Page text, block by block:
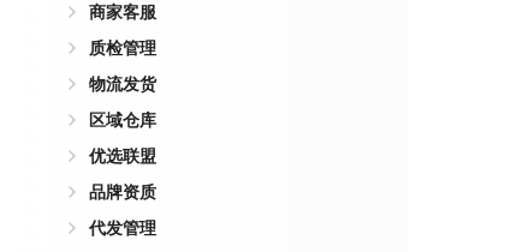
商家客服
质检管理
物流发货
区域仓库
优选联盟
品牌资质
代发管理